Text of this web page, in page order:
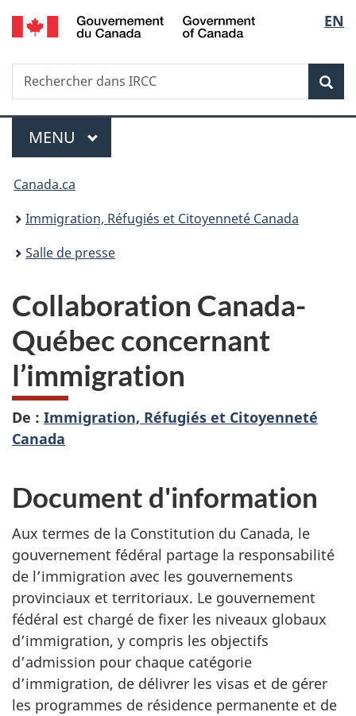
Passer
au
Passer
à
du
Passer
à
simplifiée
de
la
EN
Recherche
Rechercher
dans
Menu
MENU PRINCIPAL
Vous
êtes
ici :
Canada.ca
Immigration, Réfugiés et Citoyenneté Canada
Salle de presse
Collaboration Canada-
Québec concernant
l’immigration
De : Immigration, Réfugiés et Citoyenneté
Canada
Document d'information
Aux termes de la Constitution du Canada, le
gouvernement fédéral partage la responsabilité
de l’immigration avec les gouvernements
provinciaux et territoriaux. Le gouvernement
fédéral est chargé de fixer les niveaux globaux
d’immigration, y compris les objectifs
d’admission pour chaque catégorie
d’immigration, de délivrer les visas et de gérer
les programmes de résidence permanente et de